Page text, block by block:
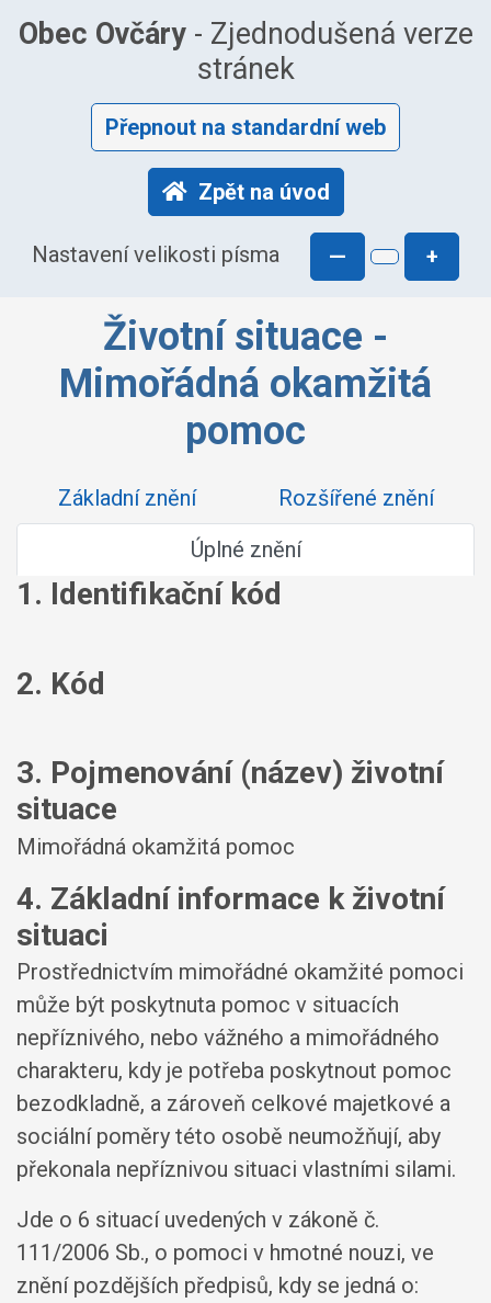
Obec Ovčáry- Zjednodušená verze
stránek
Přepnout na standardní web
Zpět na úvod
Nastavení velikosti písma — +
Životní situace -
Mimořádná okamžitá
pomoc
Základní znění
Rozšířené znění
Úplné znění
1. Identifikační kód
2. Kód
3. Pojmenování (název) životní
situace
Mimořádná okamžitá pomoc
4. Základní informace k životní
situaci
Prostřednictvím mimořádné okamžité pomoci
může být poskytnuta pomoc v situacích
nepříznivého, nebo vážného a mimořádného
charakteru, kdy je potřeba poskytnout pomoc
bezodkladně, a zároveň celkové majetkové a
sociální poměry této osobě neumožňují, aby
překonala nepříznivou situaci vlastními silami.
Jde o 6 situací uvedených v zákoně č.
111/2006 Sb., o pomoci v hmotné nouzi, ve
znění pozdějších předpisů, kdy se jedná o: